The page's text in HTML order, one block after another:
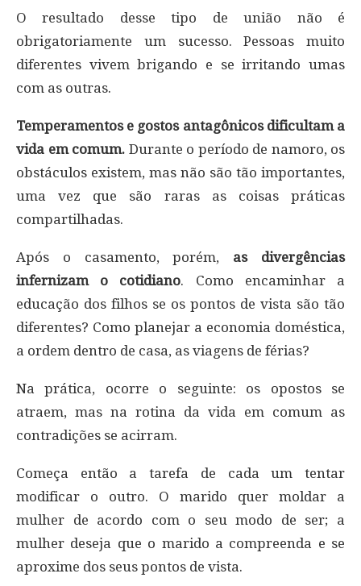
O resultado desse tipo de união não é
obrigatoriamente um sucesso. Pessoas muito
diferentes vivem brigando e se irritando umas
com as outras.
Temperamentos e gostos antagônicos dificultam a
vida em comum. Durante o período de namoro, os
obstáculos existem, mas não são tão importantes,
uma vez que são raras as coisas práticas
compartilhadas.
Após o casamento, porém, as divergências
infernizam o cotidiano. Como encaminhar a
educação dos filhos se os pontos de vista são tão
diferentes? Como planejar a economia doméstica,
a ordem dentro de casa, as viagens de férias?
Na prática, ocorre o seguinte: os opostos se
atraem, mas na rotina da vida em comum as
contradições se acirram.
Começa então a tarefa de cada um tentar
modificar o outro. O marido quer moldar a
mulher de acordo com o seu modo de ser; a
mulher deseja que o marido a compreenda e se
aproxime dos seus pontos de vista.